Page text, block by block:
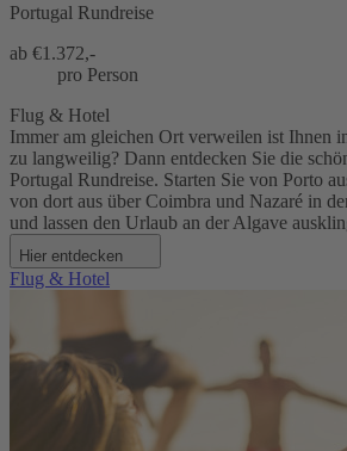
Portugal Rundreise
ab €1.372,-
pro Person
Flug & Hotel
Immer am gleichen Ort verweilen ist Ihnen
zu langweilig? Dann entdecken Sie die
Portugal Rundreise. Starten Sie von Porto
von dort aus über Coimbra und Nazaré in
und lassen den Urlaub an der Algave
Hier entdecken
Flug & Hotel